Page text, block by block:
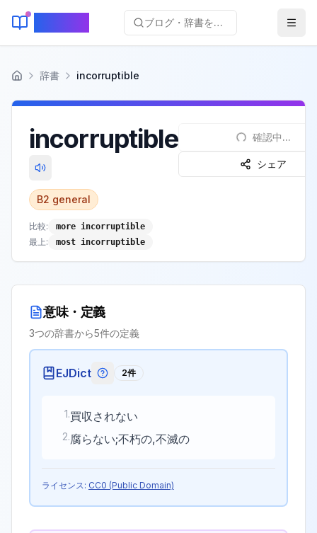
ブログ・辞書を検索...
ホーム 辞書 incorruptible
incorruptible
B2 general
比較: more incorruptible
最上: most incorruptible
確認中...
シェア
意味・定義
3つの辞書から5件の定義
EJDict EJDictの記号説明
2件
1.買収されない
2.腐らない;不朽の,不滅の
ライセンス: CC0 (Public Domain)